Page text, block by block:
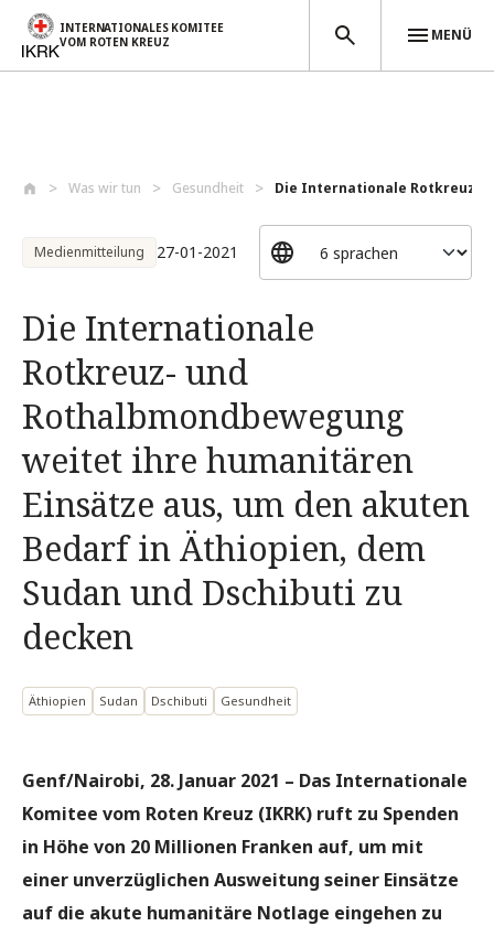
INTERNATIONALES KOMITEE
VOM ROTEN KREUZ
MENÜ
Was wir tun Gesundheit Die Internationale Rotkreuz-
Medienmitteilung 27-01-2021
Die Internationale
Rotkreuz- und
Rothalbmondbewegung
weitet ihre humanitären
Einsätze aus, um den akuten
Bedarf in Äthiopien, dem
Sudan und Dschibuti zu
decken
Äthiopien Sudan Dschibuti Gesundheit
Genf/Nairobi, 28. Januar 2021 – Das Internationale
Komitee vom Roten Kreuz (IKRK) ruft zu Spenden
in Höhe von 20 Millionen Franken auf, um mit
einer unverzüglichen Ausweitung seiner Einsätze
auf die akute humanitäre Notlage eingehen zu